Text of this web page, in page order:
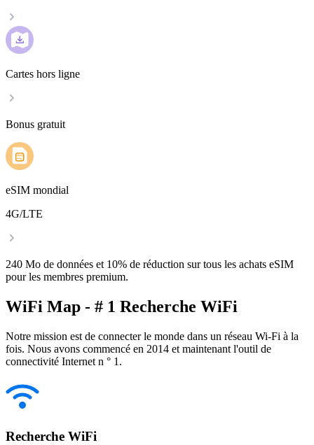
Cartes hors ligne
Bonus gratuit
eSIM mondial
4G/LTE
240 Mo de données et 10% de réduction sur tous les achats eSIM
pour les membres premium.
WiFi Map - # 1 Recherche WiFi
Notre mission est de connecter le monde dans un réseau Wi-Fi à la
fois. Nous avons commencé en 2014 et maintenant l'outil de
connectivité Internet n ° 1.
Recherche WiFi